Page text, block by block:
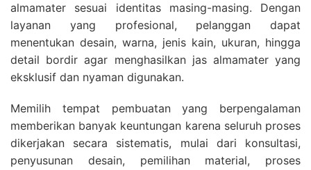
almamater sesuai identitas masing-masing. Dengan
layanan yang profesional, pelanggan dapat
menentukan desain, warna, jenis kain, ukuran, hingga
detail bordir agar menghasilkan jas almamater yang
eksklusif dan nyaman digunakan.
Memilih tempat pembuatan yang berpengalaman
memberikan banyak keuntungan karena seluruh proses
dikerjakan secara sistematis, mulai dari konsultasi,
penyusunan desain, pemilihan material, proses